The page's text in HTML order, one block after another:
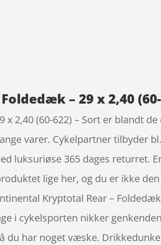
– 29 x 2,40
x 2,40 (60-622) – Sort er blandt
varer. Cykelpartner tilbyder
luksuriøse 365 dages returret.
lige her, og du er ikke
Kryptotal Rear –
i cykelsporten nikker
du har noget væske.